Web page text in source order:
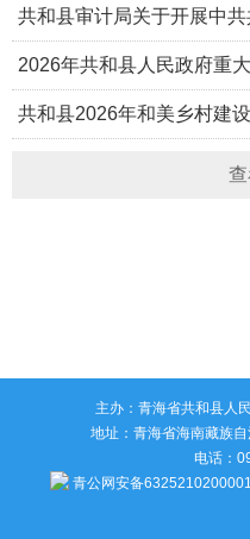
省级、县级常态化帮扶资
复
共和县审计局关于开展中
2023年至2025年财务收支
2026年共和县人民政府重
共和县2026年和美乡村建
主办：青海省共和县人
地址：青海省海南藏族
电话：
青公网安备